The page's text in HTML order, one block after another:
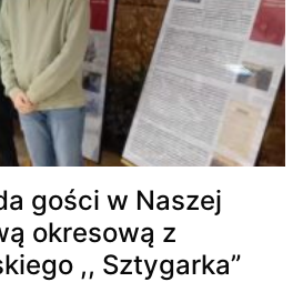
gości w Naszej
okresową z
,, Sztygarka”